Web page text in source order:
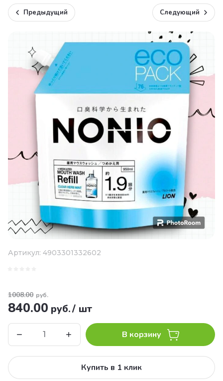
Предыдущий Следующий
Артикул: 4903301332602
1008.00 руб.
840.00 руб./ шт
В корзину
Купить в 1 клик